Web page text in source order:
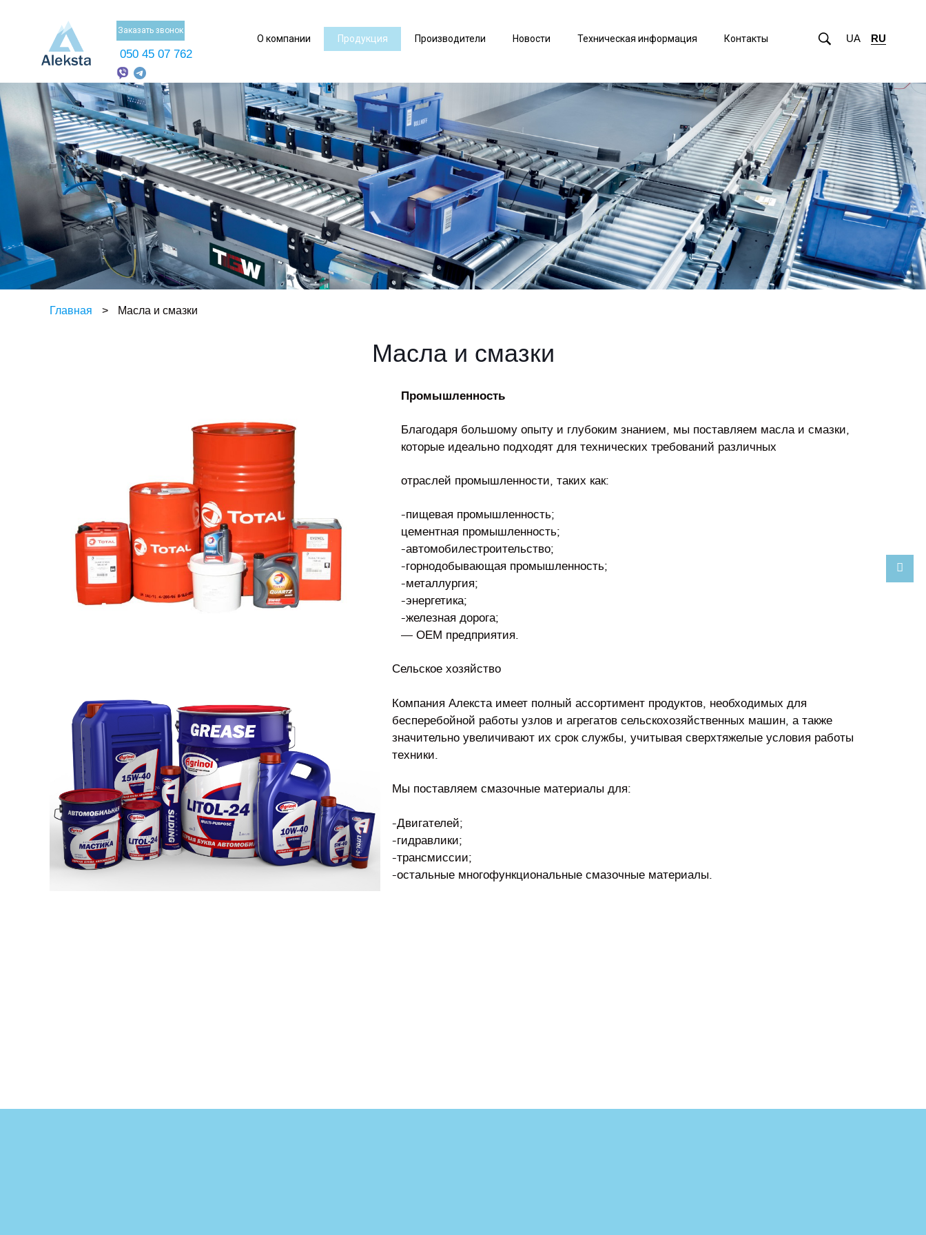
Заказать звонок
050 45 07 762
UA RU
О компании Продукция Производители Новости Техническая информация Контакты
Главная > Масла и смазки
Масла и смазки
Промышленность
Благодаря большому опыту и глубоким знанием, мы поставляем масла и смазки,
которые идеально подходят для технических требований различных
отраслей промышленности, таких как:
-пищевая промышленность;
цементная промышленность;
-автомобилестроительство;
-горнодобывающая промышленность;
-металлургия;
-энергетика;
-железная дорога;
— ОЕМ предприятия.
Сельское хозяйство
Компания Алекста имеет полный ассортимент продуктов, необходимых для
бесперебойной работы узлов и агрегатов сельскохозяйственных машин, а также
значительно увеличивают их срок службы, учитывая сверхтяжелые условия работы
техники.
Мы поставляем смазочные материалы для:
-Двигателей;
-гидравлики;
-трансмиссии;
-остальные многофункциональные смазочные материалы.